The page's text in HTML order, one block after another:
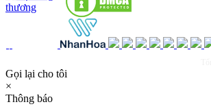
Gọi lại cho tôi
×
Thông báo